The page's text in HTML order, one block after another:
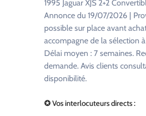
1995 Jaguar XJS 2+2
Annonce du 19/07/2026 |
possible sur place avant
accompagne de la sélection
Délai moyen : 7 semaines.
demande. Avis clients
disponibilité.
✪ Vos interlocuteurs directs :